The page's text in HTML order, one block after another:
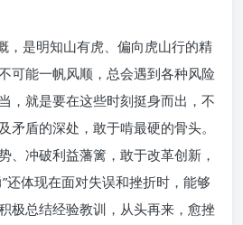
，是明知山有虎、偏向虎山行的精
可能一帆风顺，总会遇到各种风险
，就是要在这些时刻挺身而出，不
矛盾的深处，敢于啃最硬的骨头。
、冲破利益藩篱，敢于改革创新，
还体现在面对失误和挫折时，能够
极总结经验教训，从头再来，愈挫